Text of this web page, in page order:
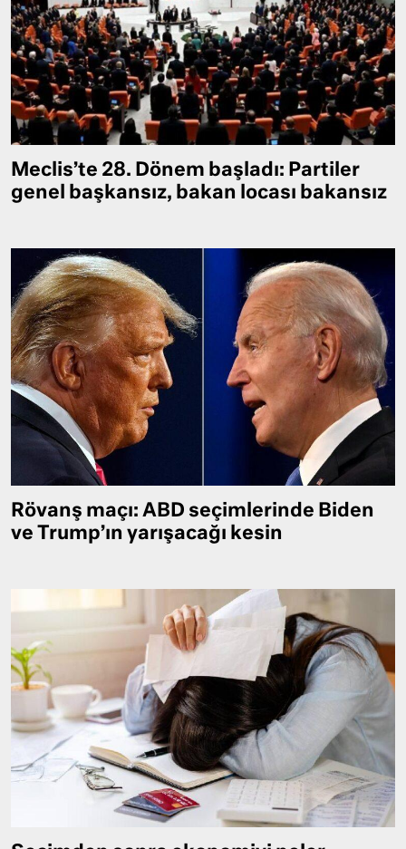
Meclis’te 28. Dönem başladı: Partiler
genel başkansız, bakan locası bakansız
Rövanş maçı: ABD seçimlerinde Biden
ve Trump’ın yarışacağı kesin